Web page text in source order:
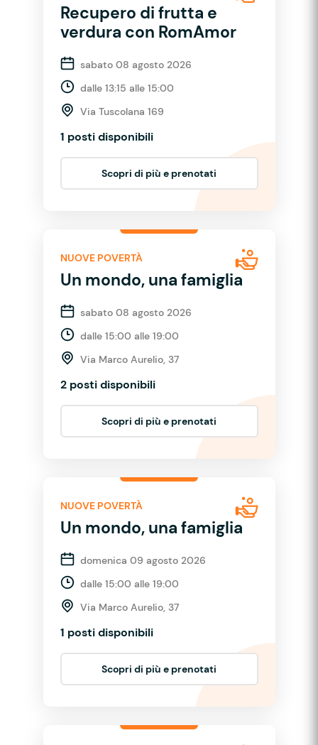
Recupero di frutta e
verdura con RomAmor
sabato 08 agosto 2026
dalle 13:15 alle 15:00
Via Tuscolana 169
1 posti disponibili
Scopri di più e prenotati
NUOVE POVERTÀ
Un mondo, una famiglia
sabato 08 agosto 2026
dalle 15:00 alle 19:00
Via Marco Aurelio, 37
2 posti disponibili
Scopri di più e prenotati
NUOVE POVERTÀ
Un mondo, una famiglia
domenica 09 agosto 2026
dalle 15:00 alle 19:00
Via Marco Aurelio, 37
1 posti disponibili
Scopri di più e prenotati